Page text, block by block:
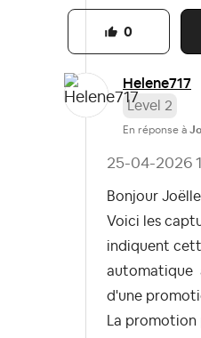
0
Helene717
Level 2
En réponse à
‎25-04-2026
Bonjour Joëlle
Voici les
indiquent
automatique
d'une
La promotion